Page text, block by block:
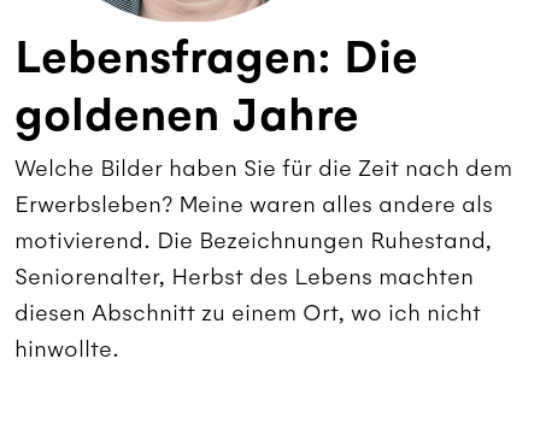
Lebensfragen: Die
goldenen Jahre
Welche Bilder haben Sie für die Zeit nach dem
Erwerbsleben? Meine waren alles andere als
motivierend. Die Bezeichnungen Ruhestand,
Seniorenalter, Herbst des Lebens machten
diesen Abschnitt zu einem Ort, wo ich nicht
hinwollte.